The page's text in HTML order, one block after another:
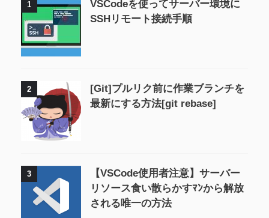
1
VSCodeを使ってサーバー環境に
SSHリモート接続手順
2
[Git]プルリク前に作業ブランチを
最新にする方法[git rebase]
3
【VSCode使用者注意】サーバー
リソース食い散らかすﾏﾝから解放
される唯一の方法